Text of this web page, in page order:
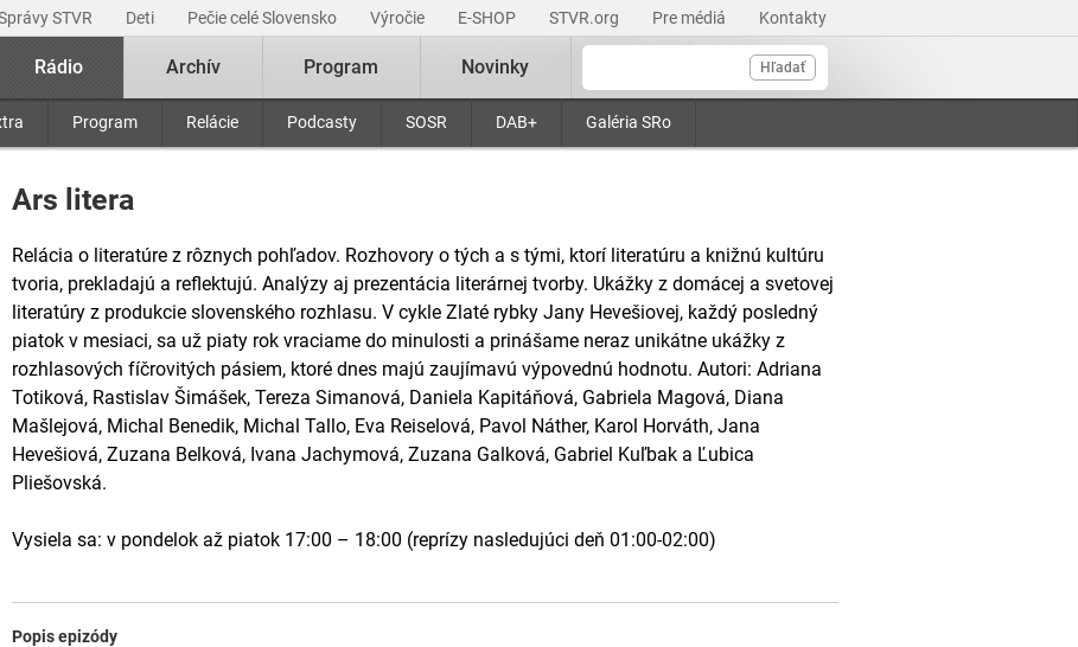
STVR Deti Pečie celé Slovensko Výročie E-SHOP STVR.org Pre médiá Kontakty
Hľadať
Rádio
Program Relácie Podcasty SOSR DAB+ Galéria SRo
Archív Program Novinky
Ars litera
Relácia o literatúre z rôznych pohľadov. Rozhovory o tých a s tými, ktorí literatúru a knižnú kultúru
tvoria, prekladajú a reflektujú. Analýzy aj prezentácia literárnej tvorby. Ukážky z domácej a svetovej
literatúry z produkcie slovenského rozhlasu. V cykle Zlaté rybky Jany Hevešiovej, každý posledný
piatok v mesiaci, sa už piaty rok vraciame do minulosti a prinášame neraz unikátne ukážky z
rozhlasových fíčrovitých pásiem, ktoré dnes majú zaujímavú výpovednú hodnotu. Autori: Adriana
Totiková, Rastislav Šimášek, Tereza Simanová, Daniela Kapitáňová, Gabriela Magová, Diana
Mašlejová, Michal Benedik, Michal Tallo, Eva Reiselová, Pavol Náther, Karol Horváth, Jana
Hevešiová, Zuzana Belková, Ivana Jachymová, Zuzana Galková, Gabriel Kuľbak a Ľubica
Pliešovská.
Vysiela sa: v pondelok až piatok 17:00 – 18:00 (reprízy nasledujúci deň 01:00-02:00)
Popis epizódy